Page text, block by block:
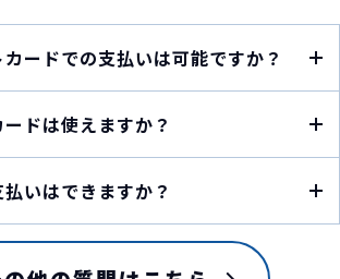
ードでの支払いは可能ですか？
ドは使えますか？
いはできますか？